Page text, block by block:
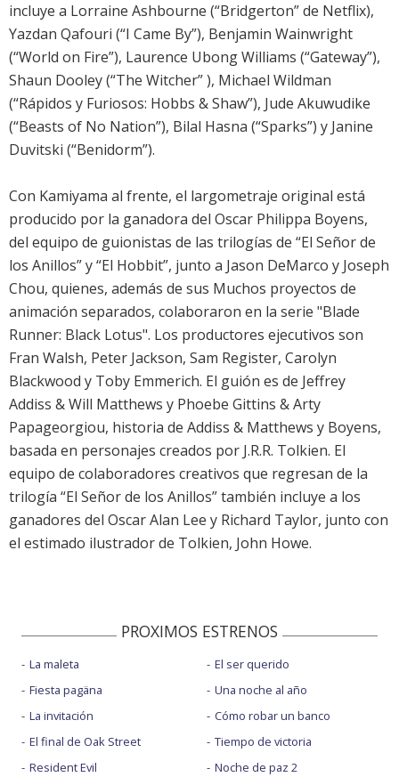
incluye a Lorraine Ashbourne (“Bridgerton” de Netflix),
Yazdan Qafouri (“I Came By”), Benjamin Wainwright
(“World on Fire”), Laurence Ubong Williams (“Gateway”),
Shaun Dooley (“The Witcher” ), Michael Wildman
(“Rápidos y Furiosos: Hobbs & Shaw”), Jude Akuwudike
(“Beasts of No Nation”), Bilal Hasna (“Sparks”) y Janine
Duvitski (“Benidorm”).
Con Kamiyama al frente, el largometraje original está
producido por la ganadora del Oscar Philippa Boyens,
del equipo de guionistas de las trilogías de “El Señor de
los Anillos” y “El Hobbit”, junto a Jason DeMarco y Joseph
Chou, quienes, además de sus Muchos proyectos de
animación separados, colaboraron en la serie "Blade
Runner: Black Lotus". Los productores ejecutivos son
Fran Walsh, Peter Jackson, Sam Register, Carolyn
Blackwood y Toby Emmerich. El guión es de Jeffrey
Addiss & Will Matthews y Phoebe Gittins & Arty
Papageorgiou, historia de Addiss & Matthews y Boyens,
basada en personajes creados por J.R.R. Tolkien. El
equipo de colaboradores creativos que regresan de la
trilogía “El Señor de los Anillos” también incluye a los
ganadores del Oscar Alan Lee y Richard Taylor, junto con
el estimado ilustrador de Tolkien, John Howe.
PROXIMOS ESTRENOS
La maleta
Fiesta pagäna
La invitación
El final de Oak Street
Resident Evil
El ser querido
Una noche al año
Cómo robar un banco
Tiempo de victoria
Noche de paz 2